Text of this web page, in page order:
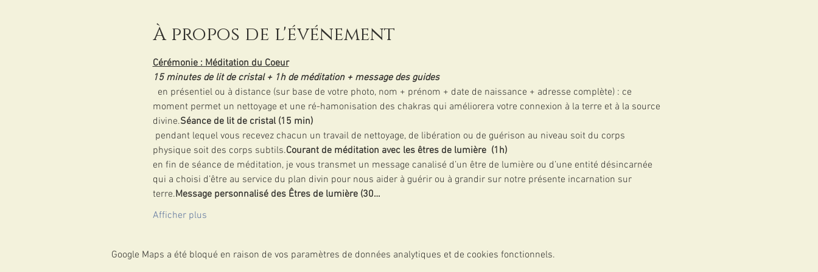
À propos de l'événement
Cérémonie : Méditation du Coeur
15 minutes de lit de cristal + 1h de méditation + message des guides
en présentiel ou à distance (sur base de votre photo, nom + prénom + date de naissance + adresse complète) : ce
moment permet un nettoyage et une ré-hamonisation des chakras qui améliorera votre connexion à la terre et à la source
divine.Séance de lit de cristal (15 min)
physique soit des corps subtils.Courant de méditation avec les êtres de lumière  (1h)
en fin de séance de méditation, je vous transmet un message canalisé d’un être de lumière ou d’une entité désincarnée
qui a choisi d’être au service du plan divin pour nous aider à guérir ou à grandir sur notre présente incarnation sur
terre.Message personnalisé des Êtres de lumière (30…
Afficher plus
Google Maps a été bloqué en raison de vos paramètres de données analytiques et de cookies fonctionnels.